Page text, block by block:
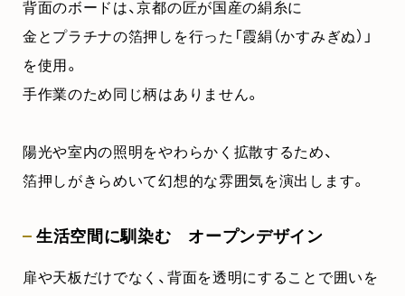
背面のボードは、京都の匠が国産の絹糸に
金とプラチナの箔押しを行った「霞絹（かすみぎぬ）」
を使用。
手作業のため同じ柄はありません。
陽光や室内の照明をやわらかく拡散するため、
箔押しがきらめいて幻想的な雰囲気を演出します。
生活空間に馴染む オープンデザイン
扉や天板だけでなく、背面を透明にすることで囲いを